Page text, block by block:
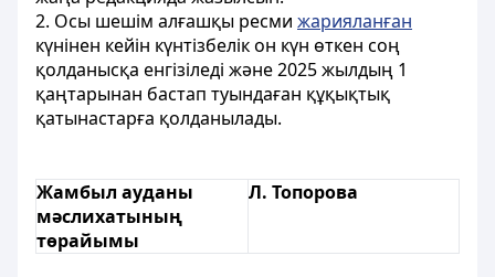
2. Осы шешім алғашқы ресми жарияланған
күнінен кейін күнтізбелік он күн өткен соң
қолданысқа енгізіледі және 2025 жылдың 1
қаңтарынан бастап туындаған құқықтық
қатынастарға қолданылады.
Жамбыл ауданы
мәслихатының
төрайымы
Л. Топорова